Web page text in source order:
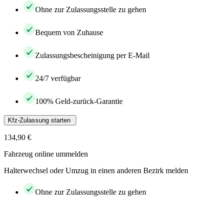
Ohne zur Zulassungsstelle zu gehen
Bequem von Zuhause
Zulassungsbescheinigung per E-Mail
24/7 verfügbar
100% Geld-zurück-Garantie
Kfz-Zulassung starten
134,90 €
Fahrzeug online ummelden
Halterwechsel oder Umzug in einen anderen Bezirk melden
Ohne zur Zulassungsstelle zu gehen